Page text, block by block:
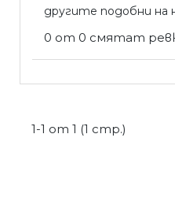
другите подобни на
0 от 0 смятат
1-1 от 1 (1 стр.)